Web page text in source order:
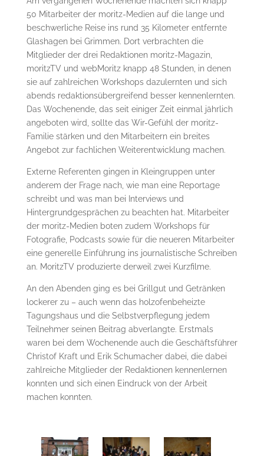
50 Mitarbeiter der moritz-Medien auf die lange und
beschwerliche Reise ins rund 35 Kilometer entfernte
Glashagen bei Grimmen. Dort verbrachten die
Mitglieder der drei Redaktionen moritz-Magazin,
moritzTV und webMoritz knapp 48 Stunden, in denen
sie auf zahlreichen Workshops dazulernten und sich
abends redaktionsübergreifend besser kennenlernten.
Das Wochenende, das seit einiger Zeit einmal jährlich
angeboten wird, sollte das Wir-Gefühl der moritz-
Familie stärken und den Mitarbeitern ein breites
Angebot zur fachlichen Weiterentwicklung machen.
Externe Referenten gingen in Kleingruppen unter
anderem der Frage nach, wie man eine Reportage
schreibt und was man bei Interviews und
Hintergrundgesprächen zu beachten hat. Mitarbeiter
der moritz-Medien boten zudem Workshops für
Fotografie, Podcasts sowie für die neueren Mitarbeiter
eine generelle Einführung ins journalistische Schreiben
an. MoritzTV produzierte derweil zwei Kurzfilme.
An den Abenden ging es bei Grillgut und Getränken
lockerer zu – auch wenn das holzofenbeheizte
Tagungshaus und die Selbstverpflegung jedem
Teilnehmer seinen Beitrag abverlangte. Erstmals
waren bei dem Wochenende auch die Geschäftsführer
Christof Kraft und Erik Schumacher dabei, die dabei
zahlreiche Mitglieder der Redaktionen kennenlernen
konnten und sich einen Eindruck von der Arbeit
machen konnten.